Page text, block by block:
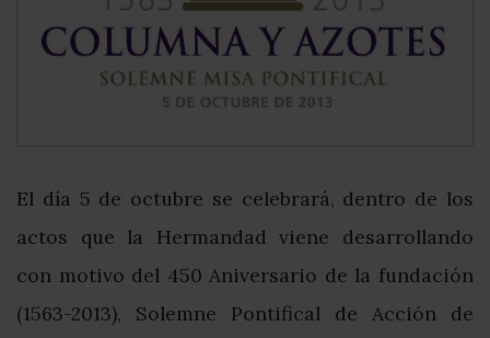
El día 5 de octubre se celebrará, dentro de los
actos que la Hermandad viene desarrollando
con motivo del 450 Aniversario de la fundación
(1563-2013), Solemne Pontifical de Acción de